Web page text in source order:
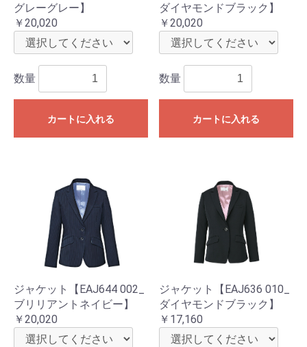
グレーグレー】
￥20,020
数量
カートに入れる
ダイヤモンドブラック】
￥20,020
数量
カートに入れる
ジャケット【EAJ644 002_
ブリリアントネイビー】
￥20,020
ジャケット【EAJ636 010_
ダイヤモンドブラック】
￥17,160